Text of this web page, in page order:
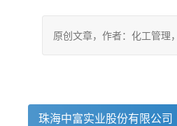
原创文章，作者：化工管
珠海中富实业股份有限公司